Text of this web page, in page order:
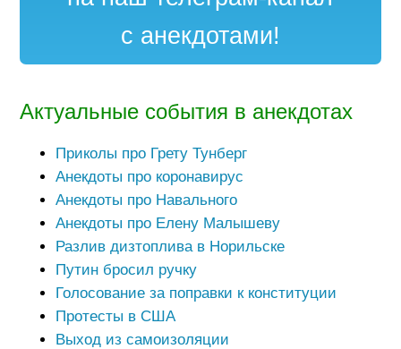
с анекдотами!
Актуальные события в анекдотах
Приколы про Грету Тунберг
Анекдоты про коронавирус
Анекдоты про Навального
Анекдоты про Елену Малышеву
Разлив дизтоплива в Норильске
Путин бросил ручку
Голосование за поправки к конституции
Протесты в США
Выход из самоизоляции